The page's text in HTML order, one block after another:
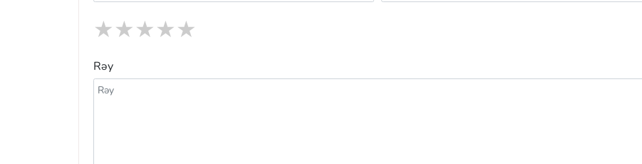
★
★
★
★
★
Rəy